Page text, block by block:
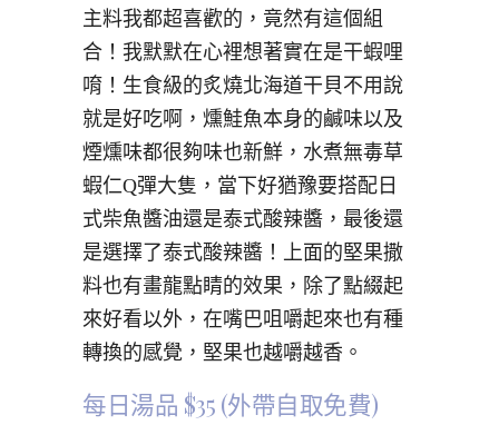
主料我都超喜歡的，竟然有這個組
合！我默默在心裡想著實在是干蝦哩
唷！生食級的炙燒北海道干貝不用說
就是好吃啊，燻鮭魚本身的鹹味以及
煙燻味都很夠味也新鮮，水煮無毒草
蝦仁Q彈大隻，當下好猶豫要搭配日
式柴魚醬油還是泰式酸辣醬，最後還
是選擇了泰式酸辣醬！上面的堅果撒
料也有畫龍點睛的效果，除了點綴起
來好看以外，在嘴巴咀嚼起來也有種
轉換的感覺，堅果也越嚼越香。
每日湯品 $35 (外帶自取免費)